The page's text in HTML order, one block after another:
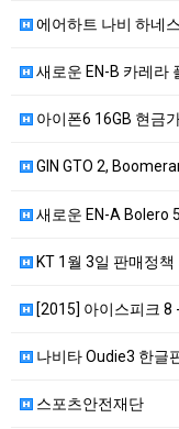
에어하트 나비 하네스
새로운 EN-B 카레라
아이폰6 16GB 현금
GIN GTO 2,
새로운 EN-A Bolero
KT 1월 3일 판매정책
[2015] 아이스피크 8
나비타 Oudie3 한글
스포츠안전재단